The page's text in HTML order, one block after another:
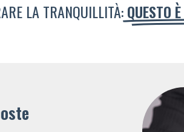
LA TRANQUILLITÀ:QUESTO